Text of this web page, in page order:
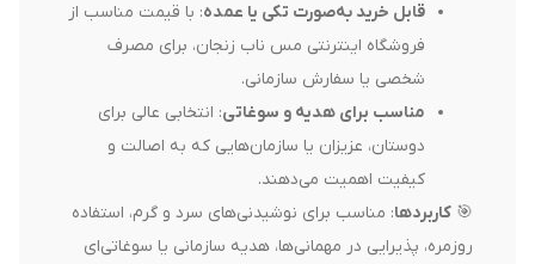
قابل خرید به‌صورت تکی یا عمده: با قیمت مناسب از
فروشگاه اینترنتی مس ناب زنجان، برای مصرف
شخصی یا سفارش سازمانی.
مناسب برای هدیه و سوغاتی: انتخابی عالی برای
دوستان، عزیزان یا سازمان‌هایی که به اصالت و
کیفیت اهمیت می‌دهند.
🎯 کاربردها: مناسب برای نوشیدنی‌های سرد و گرم، استفاده
روزمره، پذیرایی در مهمانی‌ها، هدیه سازمانی یا سوغاتی‌ای